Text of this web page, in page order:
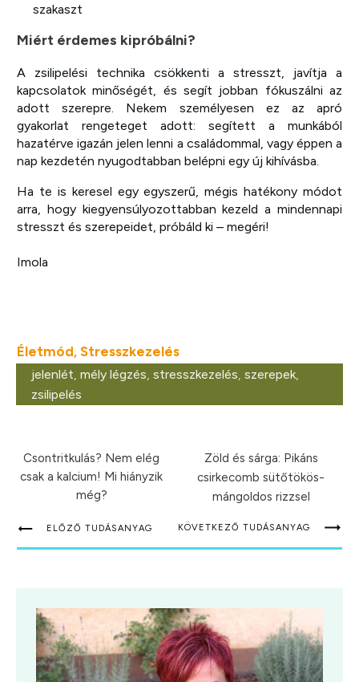
szakaszt
Miért érdemes kipróbálni?
A zsilipelési technika csökkenti a stresszt, javítja a
kapcsolatok minőségét, és segít jobban fókuszálni az
adott szerepre. Nekem személyesen ez az apró
gyakorlat rengeteget adott: segített a munkából
hazatérve igazán jelen lenni a családommal, vagy éppen a
nap kezdetén nyugodtabban belépni egy új kihívásba.
Ha te is keresel egy egyszerű, mégis hatékony módot
arra, hogy kiegyensúlyozottabban kezeld a mindennapi
stresszt és szerepeidet, próbáld ki – megéri!
Imola
Életmód, Stresszkezelés
jelenlét mély légzés stresszkezelés szerepek
zsilipelés
Csontritkulás? Nem elég
csak a kalcium! Mi hiányzik
még?
Zöld és sárga: Pikáns
csirkecomb sütőtökös-
mángoldos rizzsel
ELŐZŐ TUDÁSANYAG KÖVETKEZŐ TUDÁSANYAG